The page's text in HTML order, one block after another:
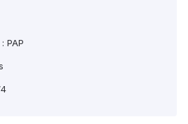
PAP